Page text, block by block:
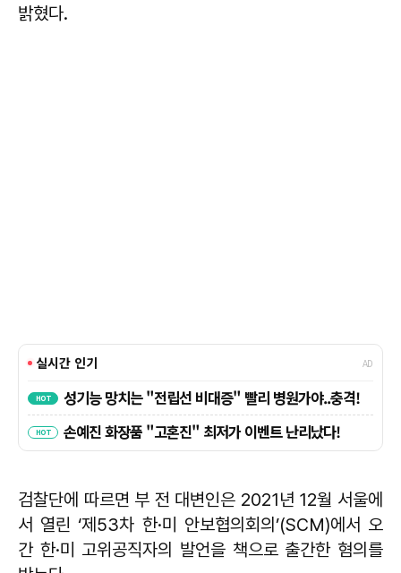
밝혔다.
검찰단에 따르면 부 전 대변인은 2021년 12월 서울에
서 열린 ‘제53차 한·미 안보협의회의’(SCM)에서 오
간 한·미 고위공직자의 발언을 책으로 출간한 혐의를